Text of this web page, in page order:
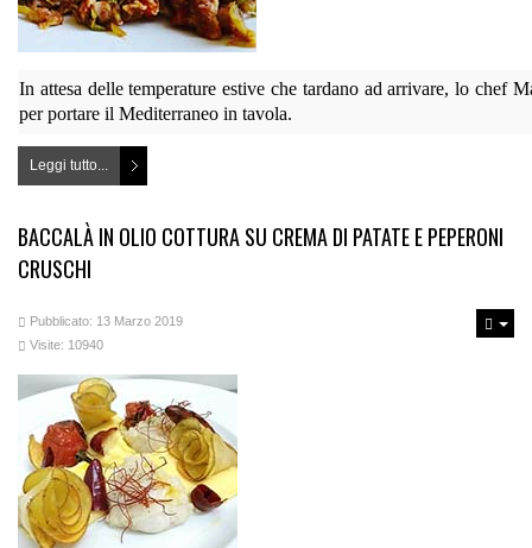
In attesa delle temperature estive che tardano ad arrivare, lo chef
per portare il Mediterraneo in tavola.
Leggi tutto...
BACCALÀ IN OLIO COTTURA SU CREMA DI PATATE E PEPERONI
CRUSCHI
Pubblicato: 13 Marzo 2019
Visite: 10940